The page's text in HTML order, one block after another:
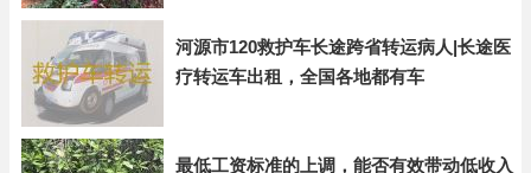
河源市120救护车长途跨省转运病人|长途医
疗转运车出租，全国各地都有车
最低工资标准的上调，能否有效带动低收入